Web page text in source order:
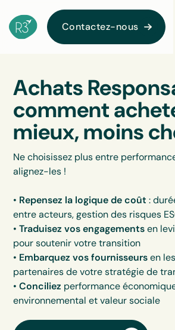
Contactez-nous
Achats
comment
mieux, moins
Ne choisissez plus entre
alignez-les !
• Repensez la logique de coût :
entre acteurs, gestion des risques
•Traduisez vos engagementsen
pour soutenir votre transition
• Embarquez vos fournisseursen
partenaires de votre stratégie de
•Conciliez performance
environnemental et valeur sociale